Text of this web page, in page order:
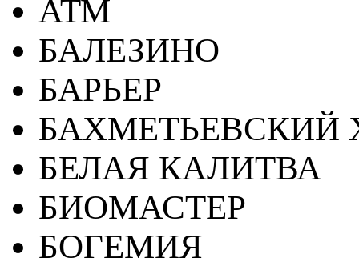
АТМ
БАЛЕЗИНО
БАРЬЕР
БАХМЕТЬЕВСКИЙ
БЕЛАЯ КАЛИТВА
БИОМАСТЕР
БОГЕМИЯ